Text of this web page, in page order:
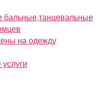
бальные,танцевальные
на одежду